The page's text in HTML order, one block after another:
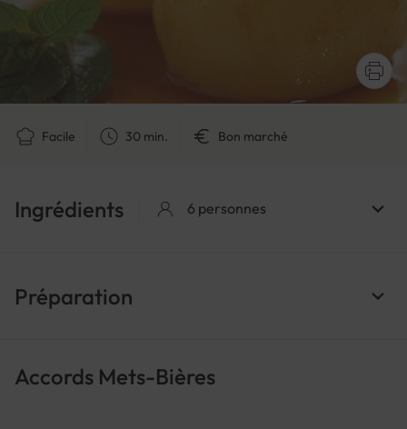
Facile 30 min. Bon marché
Ingrédients 6 personnes
Préparation
Accords Mets-Bières